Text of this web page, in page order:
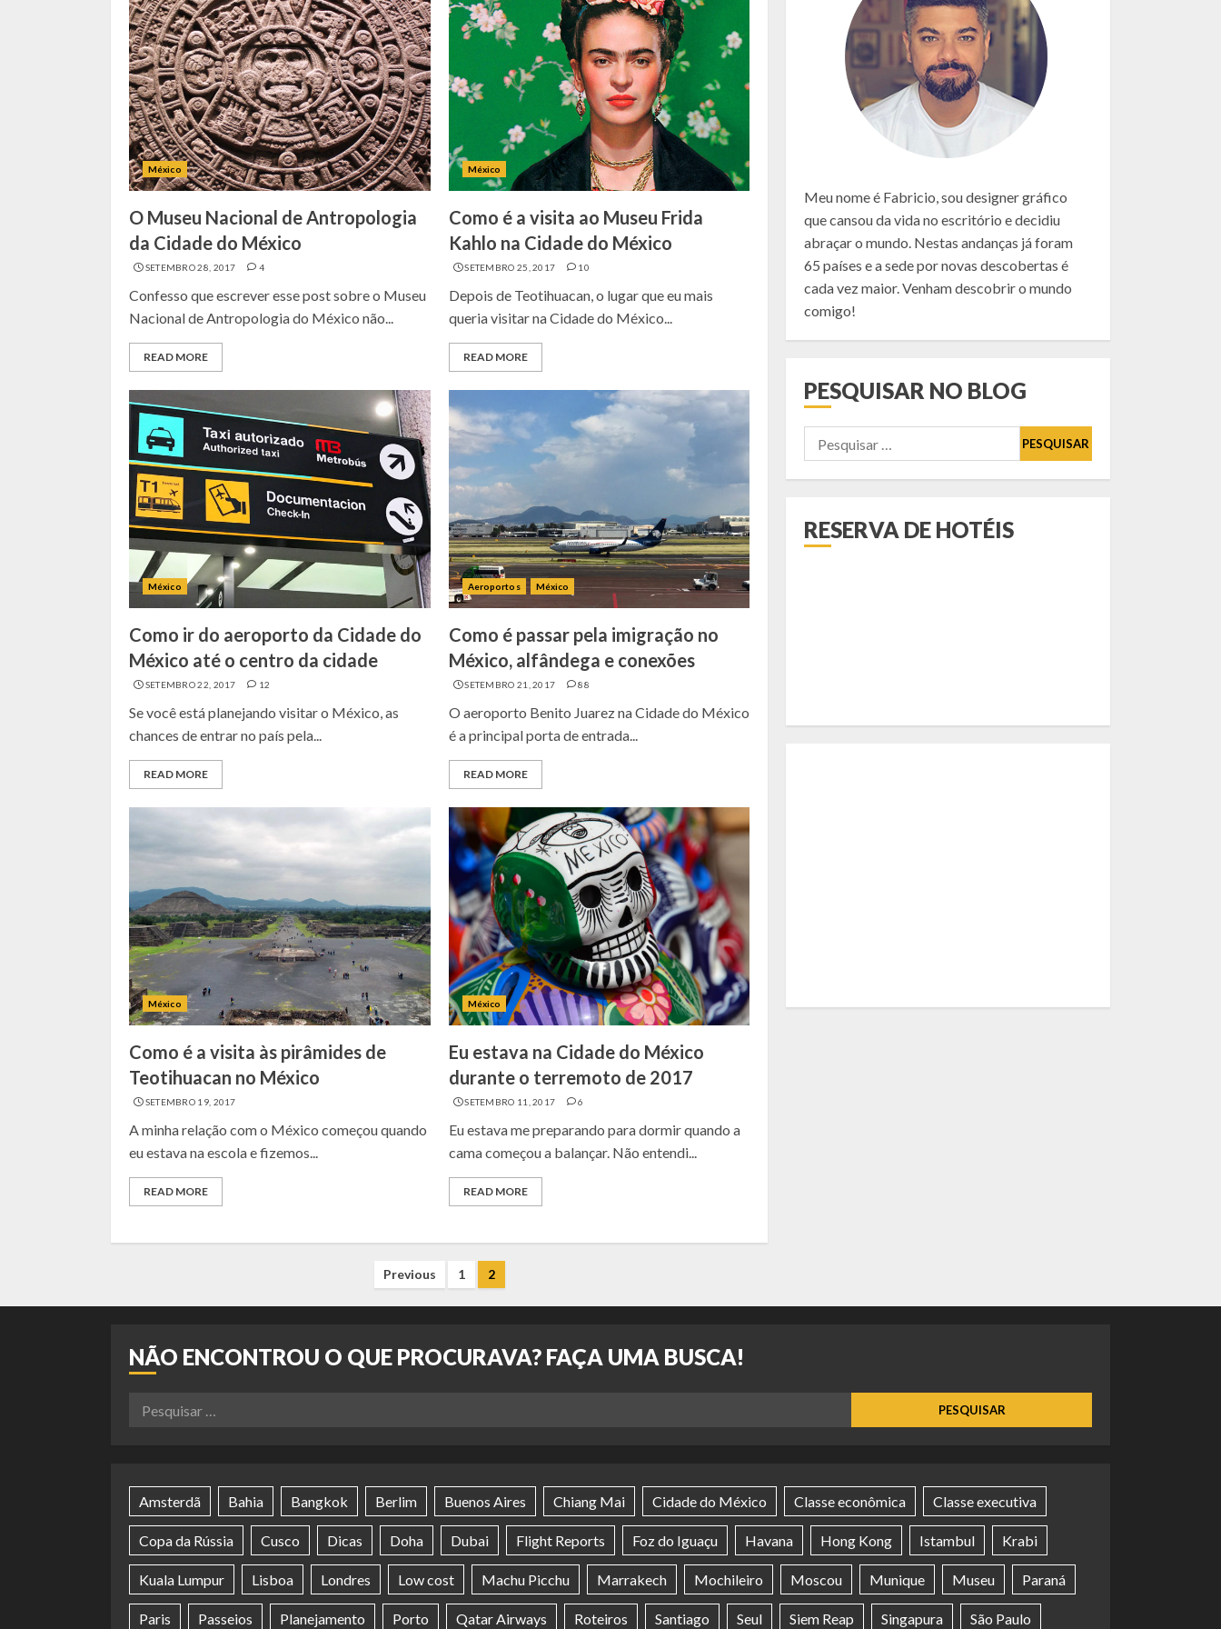
México
O Museu Nacional de Antropologia
da Cidade do México
SETEMBRO 28, 2017 4
Confesso que escrever esse post sobre o Museu
Nacional de Antropologia do México não...
READ MORE
México
Como é a visita ao Museu Frida
Kahlo na Cidade do México
SETEMBRO 25, 2017 10
Depois de Teotihuacan, o lugar que eu mais
queria visitar na Cidade do México...
READ MORE
México
Como ir do aeroporto da Cidade do
México até o centro da cidade
SETEMBRO 22, 2017 12
Se você está planejando visitar o México, as
chances de entrar no país pela...
READ MORE
Aeroportos México
Como é passar pela imigração no
México, alfândega e conexões
SETEMBRO 21, 2017 88
O aeroporto Benito Juarez na Cidade do México
é a principal porta de entrada...
READ MORE
México
Como é a visita às pirâmides de
Teotihuacan no México
SETEMBRO 19, 2017
A minha relação com o México começou quando
eu estava na escola e fizemos...
READ MORE
México
Eu estava na Cidade do México
durante o terremoto de 2017
SETEMBRO 11, 2017 6
Eu estava me preparando para dormir quando a
cama começou a balançar. Não entendi...
READ MORE
POSTS
Previous 1 2
Meu nome é Fabricio, sou designer gráfico
que cansou da vida no escritório e decidiu
abraçar o mundo. Nestas andanças já foram
65 países e a sede por novas descobertas é
cada vez maior. Venham descobrir o mundo
comigo!
PESQUISAR NO BLOG
Pesquisar
por:
RESERVA DE HOTÉIS
NÃO ENCONTROU O QUE PROCURAVA? FAÇA UMA BUSCA!
Pesquisar
Amsterdã Bahia Bangkok Berlim Buenos Aires Chiang Mai Cidade do México Classe econômica Classe executiva
Copa da Rússia Cusco Dicas Doha Dubai Flight Reports Foz do Iguaçu Havana Hong Kong Istambul Krabi
Kuala Lumpur Lisboa Londres Low cost Machu Picchu Marrakech Mochileiro Moscou Munique Museu Paraná
Paris Passeios Planejamento Porto Qatar Airways Roteiros Santiago Seul Siem Reap Singapura São Paulo